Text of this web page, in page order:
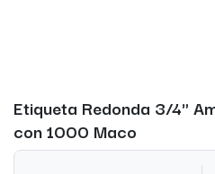
Etiqueta Redonda 3/4"
con 1000 Maco